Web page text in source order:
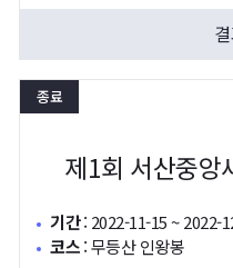
종료
제1회 서산중앙
기간: 2022-11-15 ~ 2022-
코스:무등산 인왕봉